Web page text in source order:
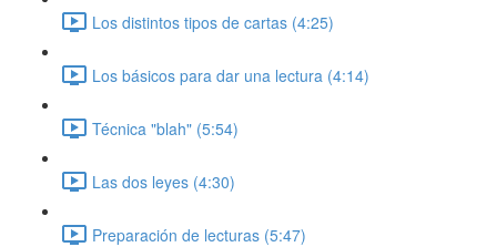
Los distintos tipos de cartas (4:25)
Los básicos para dar una lectura (4:14)
Técnica "blah" (5:54)
Las dos leyes (4:30)
Preparación de lecturas (5:47)